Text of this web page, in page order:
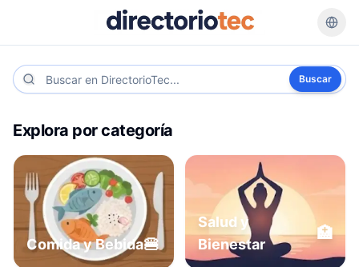
Buscar
Explora por categoría
Comida y Bebida🍔
Salud y
Bienestar
🏥